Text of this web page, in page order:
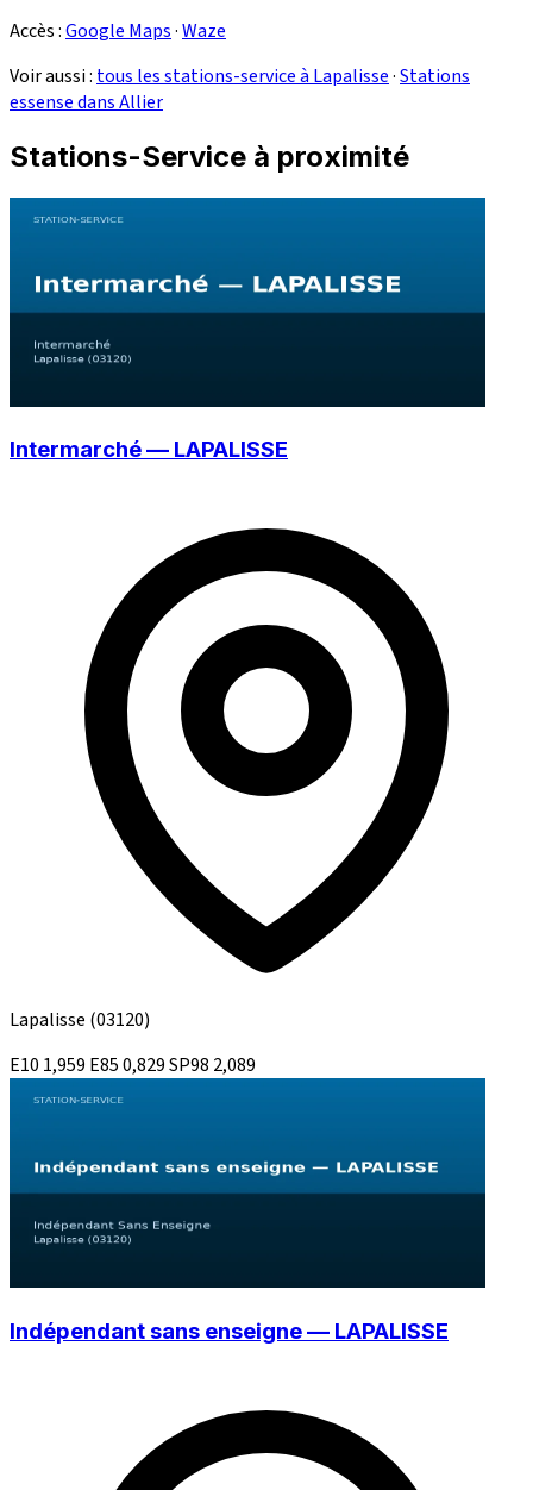
Accès :Google Maps·Waze
Voir aussi : tous les stations-service à Lapalisse·Stations
essense dans Allier
Stations-Service à proximité
Intermarché — LAPALISSE
Lapalisse (03120)
E10 1,959 E850,829SP98 2,089
Indépendant sans enseigne — LAPALISSE